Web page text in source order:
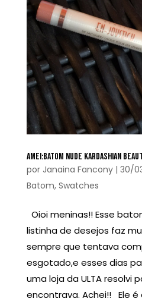
AMEI:BATOM NUDE KARDASHIAN
por Janaina Fancony| 30/
Batom, Swatches
Oioi meninas!! Esse
listinha de desejos faz
sempre que tentava
esgotado,e esses dias
uma loja da ULTA resolvi
encontrava. Achei!! Ele é